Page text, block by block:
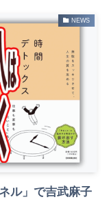
NEWS
ル」で吉武麻子